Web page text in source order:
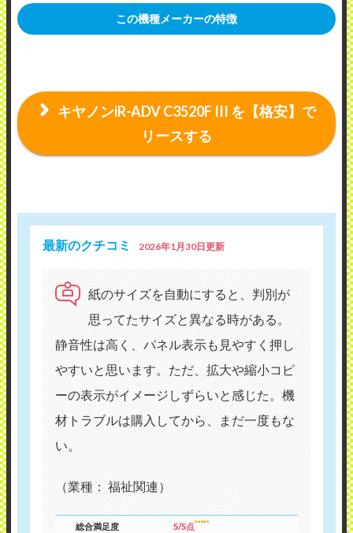
この機種メーカーの特徴
キヤノンiR-ADV C3520F III を【格安】で
リースする
最新のクチコミ 2026年1月30日更新
紙のサイズを自動にすると、判別が
思ってたサイズと異なる時がある。
静音性は高く、パネル表示も見やすく押し
やすいと思います。ただ、拡大や縮小コピ
ーの表示がイメージしずらいと感じた。機
材トラブルは購入してから、まだ一度もな
い。
（業種： 福祉関連）
総合満足度 5/5点